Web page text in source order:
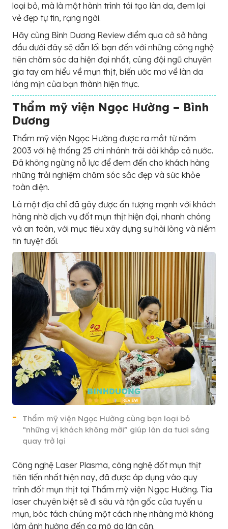
loại bỏ, mà là một hành trình tái tạo làn da, đem lại
vẻ đẹp tự tin, rạng ngời.
Hãy cùng Bình Dương Review điểm qua cở sở hàng
đầu dưới đây sẽ dẫn lối bạn đến với những công nghệ
tiên chăm sóc da hiện đại nhất, cùng đội ngũ chuyên
gia tay am hiểu về mụn thịt, biến ước mơ về làn da
láng mịn của bạn thành hiện thực.
Thẩm mỹ viện Ngọc Hường – Bình
Dương
Thẩm mỹ viện Ngọc Hường được ra mắt từ năm
2003 với hệ thống 25 chi nhánh trải dài khắp cả nước.
Đã không ngừng nỗ lực để đem đến cho khách hàng
những trải nghiệm chăm sóc sắc đẹp và sức khỏe
toàn diện.
Là một địa chỉ đã gây được ấn tượng mạnh với khách
hàng nhờ dịch vụ đốt mụn thịt hiện đại, nhanh chóng
và an toàn, với mục tiêu xây dựng sự hài lòng và niềm
tin tuyệt đối.
Thẩm mỹ viện Ngọc Hường cùng bạn loại bỏ
“những vị khách không mời” giúp làn da tươi sáng
quay trở lại
Công nghệ Laser Plasma, công nghệ đốt mụn thịt
tiên tiến nhất hiện nay, đã được áp dụng vào quy
trình đốt mụn thịt tại Thẩm mỹ viện Ngọc Hường. Tia
laser chuyên biệt sẽ đi sâu và tận gốc của tuyến u
mụn, bóc tách chúng một cách nhẹ nhàng mà không
làm ảnh hướng đến ca mô da lân cận.